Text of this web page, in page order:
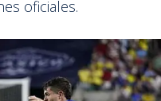
oficiales.